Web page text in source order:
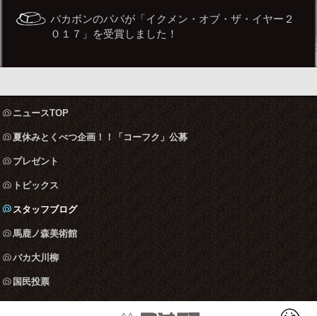
バカボンのパパが「イクメン・オブ・ザ・イヤー２
０１７」を受賞しました！
ニュースTOP
夏休みとくべつ企画！！「コーフク」公募
プレゼント
トピックス
スタッフブログ
馬鹿ノ森美術館
バカ大川柳
国民投票